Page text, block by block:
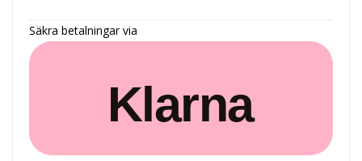
Bil
Svart
Säkra betalningar via
Klarna